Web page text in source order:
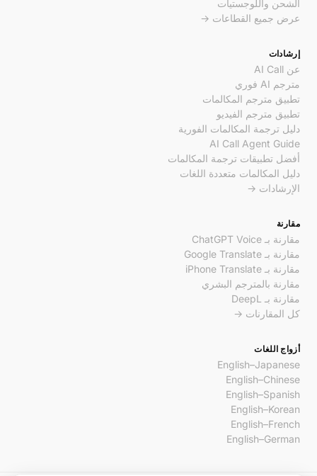
الشحن واللوجستيات
عرض جميع القطاعات →
إرشادات
عن AI Call
مترجم AI فوري
تطبيق مترجم المكالمات
تطبيق مترجم الفيديو
دليل ترجمة المكالمات الفورية
AI Call Agent Guide
أفضل تطبيقات ترجمة المكالمات
دليل المكالمات متعددة اللغات
الإرشادات →
مقارنة
مقارنة بـ ChatGPT Voice
مقارنة بـ Google Translate
مقارنة بـ iPhone Translate
مقارنة بالمترجم البشري
مقارنة بـ DeepL
كل المقارنات →
أزواج اللغات
English–Japanese
English–Chinese
English–Spanish
English–Korean
English–French
English–German